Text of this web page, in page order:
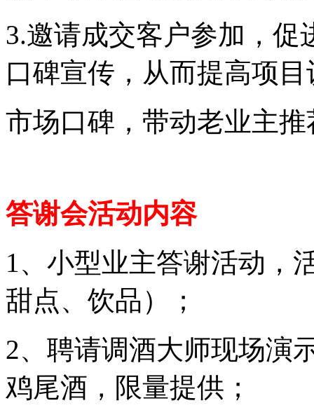
3.邀请成交客户参加，
口碑宣传，从而提高项
市场口碑，带动老业主
答谢会活动内容
1、小型业主答谢活动，
甜点、饮品）；
2、聘请调酒大师现场演
鸡尾酒，限量提供；